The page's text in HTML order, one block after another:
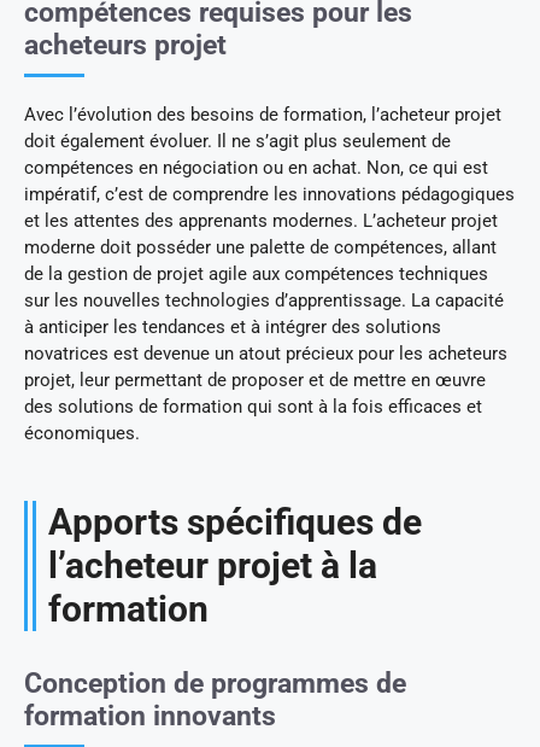
compétences requises pour les
acheteurs projet
Avec l’évolution des besoins de formation, l’acheteur projet
doit également évoluer. Il ne s’agit plus seulement de
compétences en négociation ou en achat. Non, ce qui est
impératif, c’est de comprendre les innovations pédagogiques
et les attentes des apprenants modernes. L’acheteur projet
moderne doit posséder une palette de compétences, allant
de la gestion de projet agile aux compétences techniques
sur les nouvelles technologies d’apprentissage. La capacité
à anticiper les tendances et à intégrer des solutions
novatrices est devenue un atout précieux pour les acheteurs
projet, leur permettant de proposer et de mettre en œuvre
des solutions de formation qui sont à la fois efficaces et
économiques.
Apports spécifiques de
l’acheteur projet à la
formation
Conception de programmes de
formation innovants